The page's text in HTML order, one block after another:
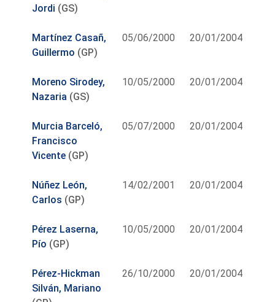
Jordi (GS)
Martínez Casañ,
Guillermo (GP)
05/06/2000 20/01/2004
Moreno Sirodey,
Nazaria (GS)
10/05/2000 20/01/2004
Murcia Barceló,
Francisco
Vicente (GP)
05/07/2000 20/01/2004
Núñez León,
Carlos (GP)
14/02/2001 20/01/2004
Pérez Laserna,
Pío (GP)
10/05/2000 20/01/2004
Pérez-Hickman
Silván, Mariano
26/10/2000 20/01/2004